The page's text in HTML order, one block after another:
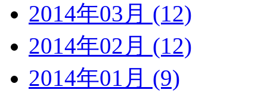
2014年03月 (12)
2014年02月 (12)
2014年01月 (9)